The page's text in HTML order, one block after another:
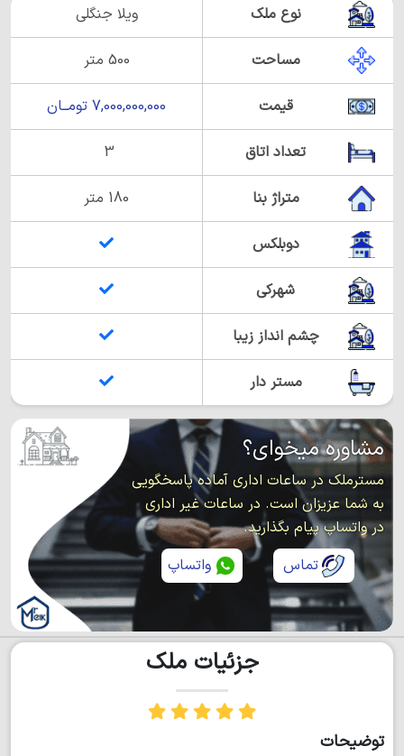
نوع ملک ویلا جنگلی
مساحت 500 متر
قیمت 7,000,000,000 تومــان
تعداد اتاق 3
متراژ بنا 180 متر
دوبلکس
شهرکی
چشم انداز زیبا
مستر دار
مشاوره میخوای؟
مسترملک در ساعات اداری آماده پاسخگویی
به شما عزیزان است. در ساعات غیر اداری
در واتساپ پیام بگذارید.
تماس
واتساپ
جزئیات ملک
توضیحات